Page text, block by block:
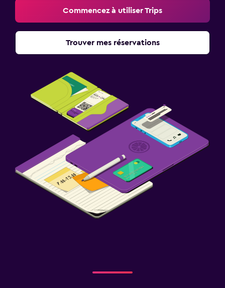
Commencez à utiliser Trips
Trouver mes réservations